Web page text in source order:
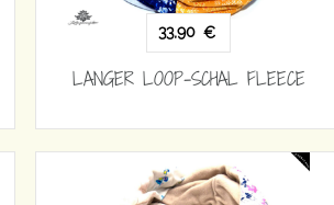
33,90 €
LANGER LOOP-SCHAL FLEECE